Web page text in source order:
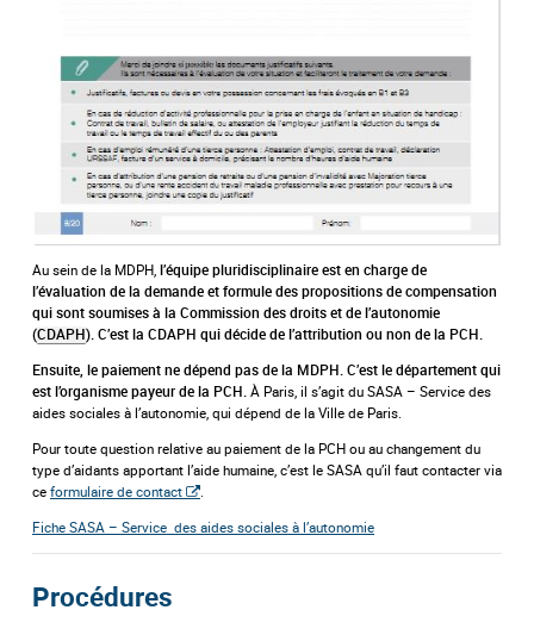
Au sein de la MDPH, l’équipe pluridisciplinaire est en charge de
l’évaluation de la demande et formule des propositions de compensation
qui sont soumises à la Commission des droits et de l’autonomie
(CDAPH). C’est la CDAPH qui décide de l’attribution ou non de la PCH.
Ensuite, le paiement ne dépend pas de la MDPH. C’est le département qui
est l’organisme payeur de la PCH. À Paris, il s’agit du SASA – Service des
aides sociales à l’autonomie, qui dépend de la Ville de Paris.
Pour toute question relative au paiement de la PCH ou au changement du
type d’aidants apportant l’aide humaine, c’est le SASA qu’il faut contacter via
ce formulaire de contact
Fiche SASA – Service des aides sociales à l’autonomie
Procédures